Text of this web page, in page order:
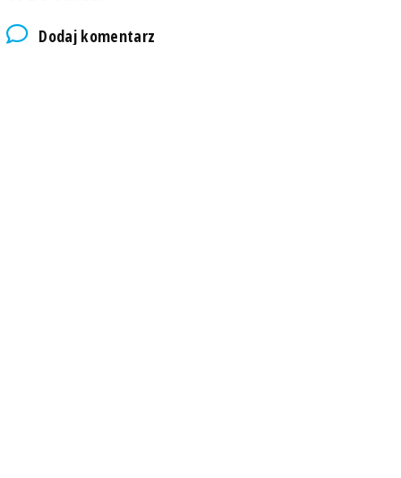
Dodaj komentarz